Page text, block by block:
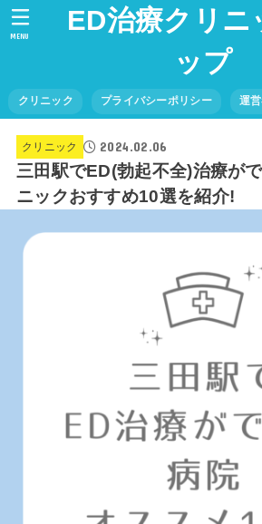
ED治療クリニ
ップ
クリニック プライバシーポリシー 運
MENU
クリニック 2024.02.06
三田駅でED(勃起不全)治療が
ニックおすすめ10選を紹介!